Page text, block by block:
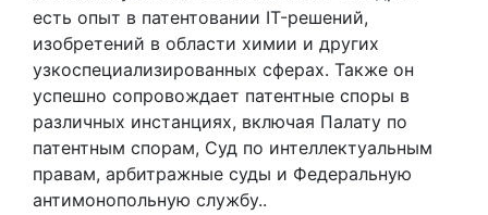
есть опыт в патентовании IT-решений,
изобретений в области химии и других
узкоспециализированных сферах. Также он
успешно сопровождает патентные споры в
различных инстанциях, включая Палату по
патентным спорам, Суд по интеллектуальным
правам, арбитражные суды и Федеральную
антимонопольную службу..